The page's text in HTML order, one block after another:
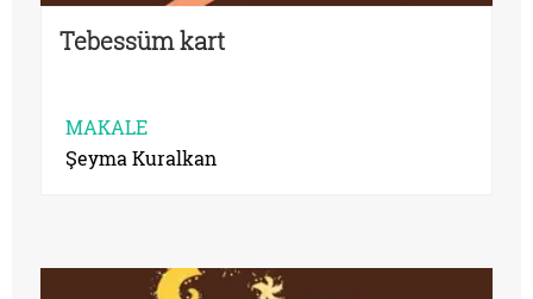
Tebessüm kart
MAKALE
Şeyma Kuralkan